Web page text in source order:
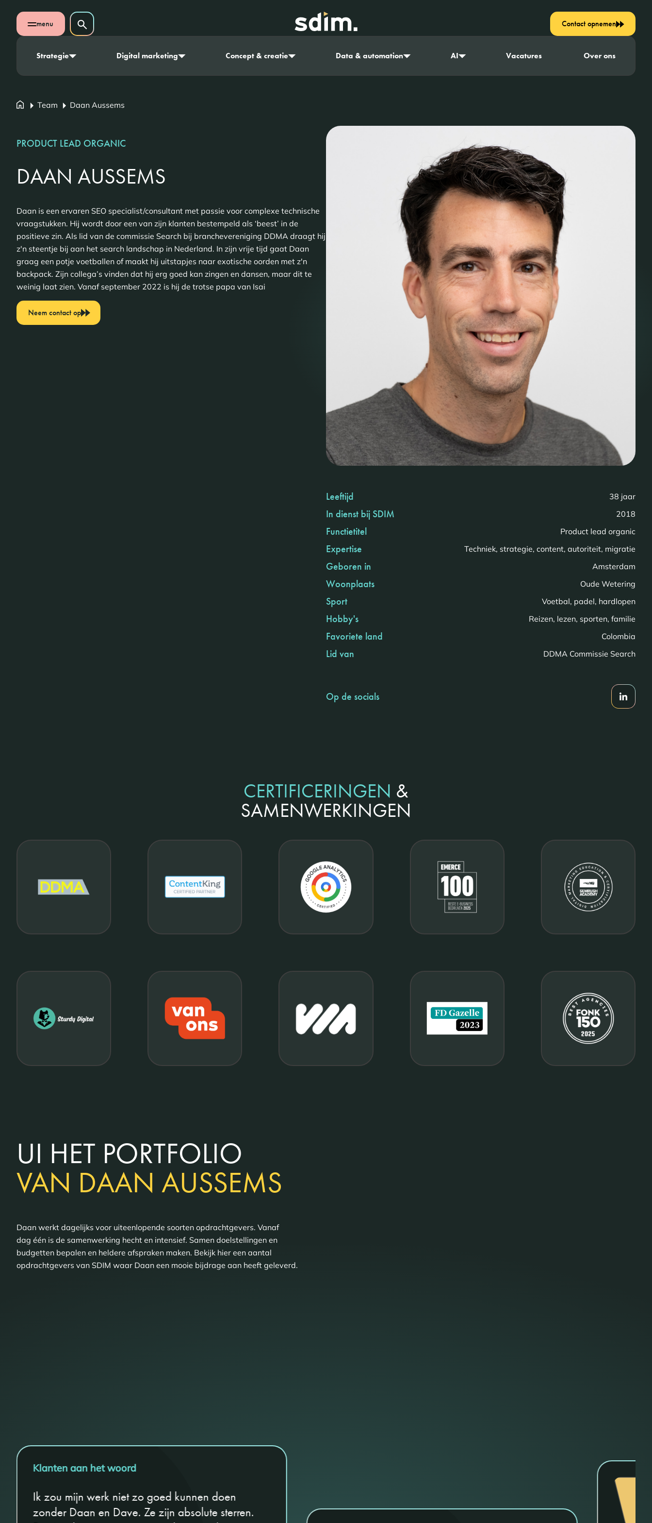
Navigatie overslaan
Open mobiel menu
menu Zoeken op website
Zoeken
Strategie Digital marketing Concept & creatie Data & automation AI Vacatures Over ons
Contact opnemen
Team Daan Aussems
PRODUCT LEAD ORGANIC
DAAN AUSSEMS
Daan is een ervaren SEO specialist/consultant met passie voor complexe technische
vraagstukken. Hij wordt door een van zijn klanten bestempeld als ‘beest’ in de
positieve zin. Als lid van de commissie Search bij branchevereniging DDMA draagt hij
z'n steentje bij aan het search landschap in Nederland. In zijn vrije tijd gaat Daan
graag een potje voetballen of maakt hij uitstapjes naar exotische oorden met z'n
backpack. Zijn collega’s vinden dat hij erg goed kan zingen en dansen, maar dit te
weinig laat zien. Vanaf september 2022 is hij de trotse papa van Isai
Neem contact op
Leeftijd 38 jaar
In dienst bij SDIM 2018
Functietitel Product lead organic
Expertise Techniek, strategie, content, autoriteit, migratie
Geboren in Amsterdam
Woonplaats Oude Wetering
Sport Voetbal, padel, hardlopen
Hobby's Reizen, lezen, sporten, familie
Favoriete land Colombia
Lid van DDMA Commissie Search
Op de socials
CERTIFICERINGEN &
SAMENWERKINGEN
UI HET PORTFOLIO
VAN DAAN AUSSEMS
Daan werkt dagelijks voor uiteenlopende soorten opdrachtgevers. Vanaf
dag één is de samenwerking hecht en intensief. Samen doelstellingen en
budgetten bepalen en heldere afspraken maken. Bekijk hier een aantal
opdrachtgevers van SDIM waar Daan een mooie bijdrage aan heeft geleverd.
Klanten aan het woord
Ik zou mijn werk niet zo goed kunnen doen
zonder Daan en Dave. Ze zijn absolute sterren.